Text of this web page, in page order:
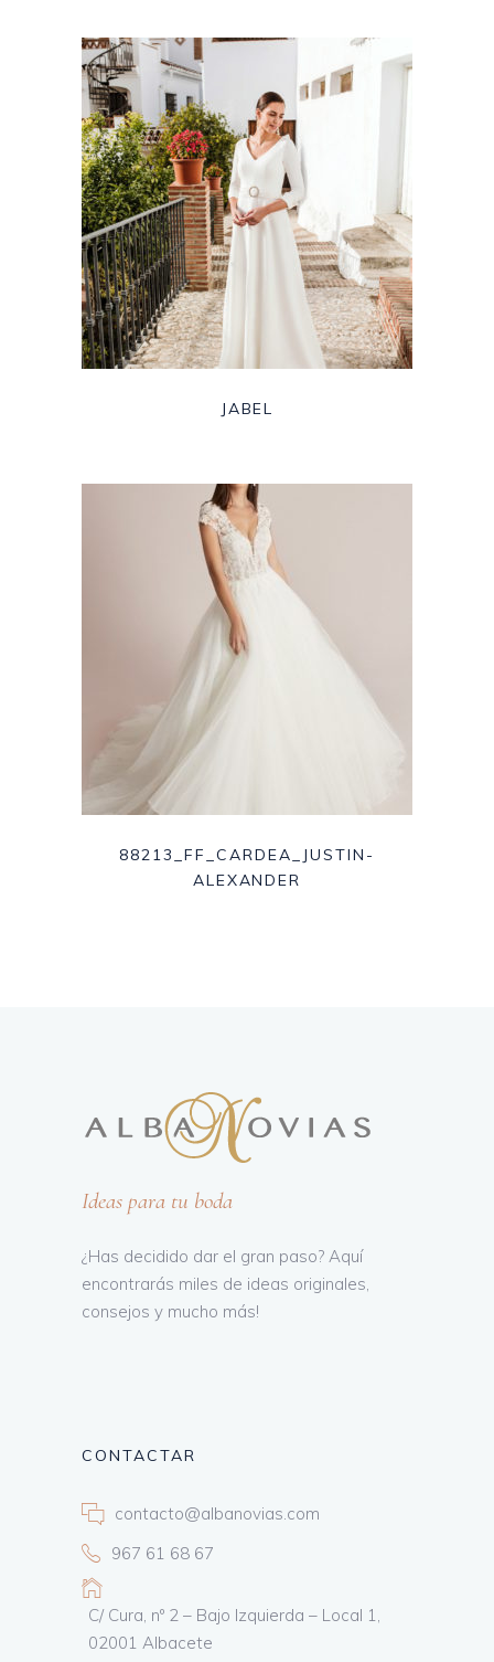
JABEL
88213_FF_CARDEA_JUSTIN-
ALEXANDER
Ideas para tu boda
¿Has decidido dar el gran paso? Aquí
encontrarás miles de ideas originales,
consejos y mucho más!
CONTACTAR
contacto@albanovias.com
967 61 68 67
C/ Cura, nº 2 – Bajo Izquierda – Local 1,
02001 Albacete